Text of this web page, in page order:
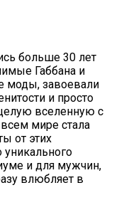
больше 30 лет
Габбана и
моды, завоевали
и просто
вселенную с
мире стала
от этих
уникального
и для мужчин,
влюбляет в